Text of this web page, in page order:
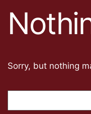
Sorry, but nothing
naar: